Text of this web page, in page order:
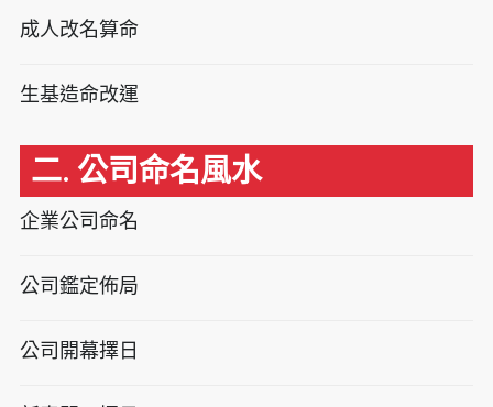
成人改名算命
生基造命改運
二. 公司命名風水
企業公司命名
公司鑑定佈局
公司開幕擇日